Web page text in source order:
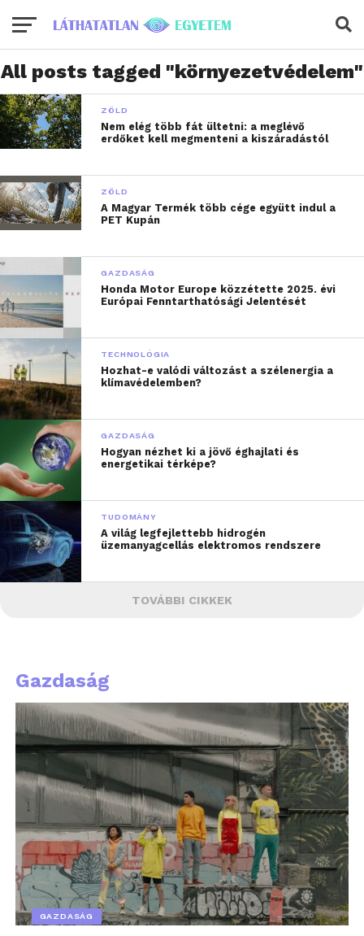
All posts tagged "környezetvédelem"
ZÖLD
Nem elég több fát ültetni: a meglévő
erdőket kell megmenteni a kiszáradástól
ZÖLD
A Magyar Termék több cége együtt indul a
PET Kupán
GAZDASÁG
Honda Motor Europe közzétette 2025. évi
Európai Fenntarthatósági Jelentését
TECHNOLÓGIA
Hozhat-e valódi változást a szélenergia a
klímavédelemben?
GAZDASÁG
Hogyan nézhet ki a jövő éghajlati és
energetikai térképe?
TUDOMÁNY
A világ legfejlettebb hidrogén
üzemanyagcellás elektromos rendszere
TOVÁBBI CIKKEK
Gazdaság
GAZDASÁG